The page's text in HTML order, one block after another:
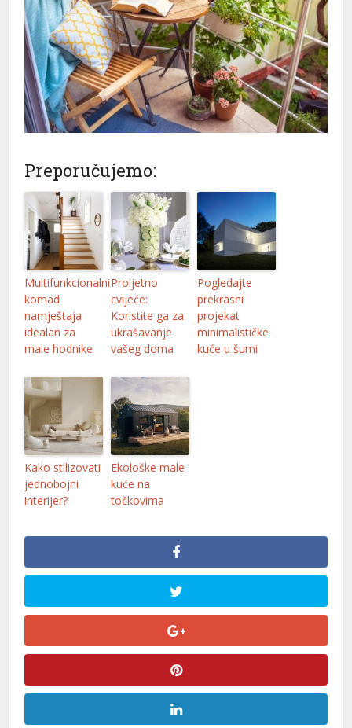
Preporučujemo:
Multifunkcionalni
komad
namještaja
idealan za
male hodnike
Proljetno
cvijeće:
Koristite ga za
ukrašavanje
vašeg doma
Pogledajte
prekrasni
projekat
minimalističke
kuće u šumi
Kako stilizovati
jednobojni
interijer?
Ekološke male
kuće na
točkovima